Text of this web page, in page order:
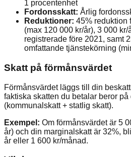
1 procentenhet
Fordonsskatt: Årlig
Reduktioner: 45% reduktion
(max 120 000 kr/år), 3 000
registrerade före 2021, samt
omfattande tjänstekörning
Skatt på förmånsvärdet
Förmånsvärdet läggs till din
faktiska skatten du betalar beror
(kommunalskatt + statlig skatt).
Exempel: Om förmånsvärdet är 5
år) och din marginalskatt är 32%,
år eller 1 600 kr/månad.